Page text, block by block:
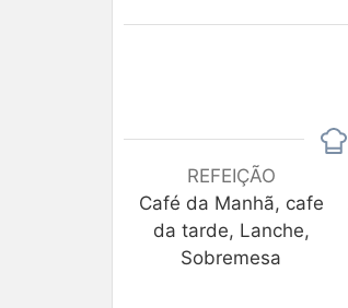
REFEIÇÃO
Café da Manhã, cafe
da tarde, Lanche,
Sobremesa